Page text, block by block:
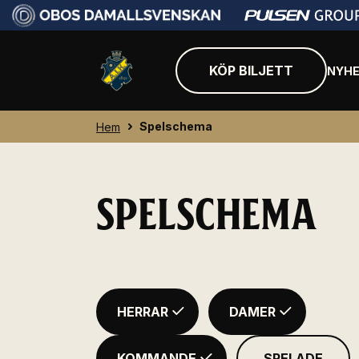
KÖP BILJETT
Hem Spelschema
SPELSCHEMA
HERRAR DAMER